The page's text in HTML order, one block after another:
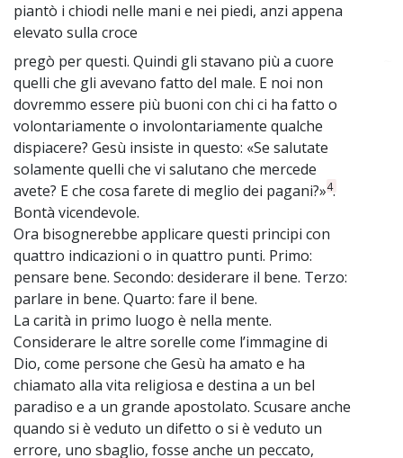
piantò i chiodi nelle mani e nei piedi, anzi appena
elevato sulla croce
pregò per questi. Quindi gli stavano più a cuore
quelli che gli avevano fatto del male. E noi non
dovremmo essere più buoni con chi ci ha fatto o
volontariamente o involontariamente qualche
dispiacere? Gesù insiste in questo: «Se salutate
solamente quelli che vi salutano che mercede
avete? E che cosa farete di meglio dei pagani?»4.
Bontà vicendevole.
Ora bisognerebbe applicare questi principi con
quattro indicazioni o in quattro punti. Primo:
pensare bene. Secondo: desiderare il bene. Terzo:
parlare in bene. Quarto: fare il bene.
La carità in primo luogo è nella mente.
Considerare le altre sorelle come l’immagine di
Dio, come persone che Gesù ha amato e ha
chiamato alla vita religiosa e destina a un bel
paradiso e a un grande apostolato. Scusare anche
quando si è veduto un difetto o si è veduto un
errore, uno sbaglio, fosse anche un peccato,